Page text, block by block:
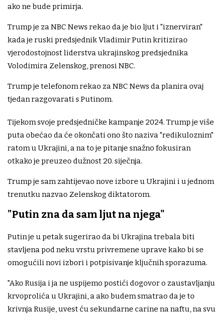
ako ne bude primirja.
Trump je za NBC News rekao da je bio ljut i "iznerviran"
kada je ruski predsjednik Vladimir Putin kritizirao
vjerodostojnost liderstva ukrajinskog predsjednika
Volodimira Zelenskog, prenosi NBC.
Trump je telefonom rekao za NBC News da planira ovaj
tjedan razgovarati s Putinom.
Tijekom svoje predsjedničke kampanje 2024. Trump je više
puta obećao da će okončati ono što naziva "redikuloznim"
ratom u Ukrajini, a na to je pitanje snažno fokusiran
otkako je preuzeo dužnost 20. siječnja.
Trump je sam zahtijevao nove izbore u Ukrajini i u jednom
trenutku nazvao Zelenskog diktatorom.
"Putin zna da sam ljut na njega"
Putin je u petak sugerirao da bi Ukrajina trebala biti
stavljena pod neku vrstu privremene uprave kako bi se
omogućili novi izbori i potpisivanje ključnih sporazuma.
"Ako Rusija i ja ne uspijemo postići dogovor o zaustavljanju
krvoprolića u Ukrajini, a ako budem smatrao da je to
krivnja Rusije, uvest ću sekundarne carine na naftu, na svu